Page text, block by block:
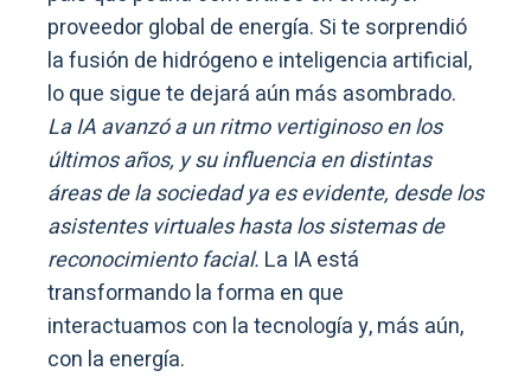
proveedor global de energía. Si te sorprendió
la fusión de hidrógeno e inteligencia artificial,
lo que sigue te dejará aún más asombrado.
La IA avanzó a un ritmo vertiginoso en los
últimos años, y su influencia en distintas
áreas de la sociedad ya es evidente, desde los
asistentes virtuales hasta los sistemas de
reconocimiento facial. La IA está
transformando la forma en que
interactuamos con la tecnología y, más aún,
con la energía.